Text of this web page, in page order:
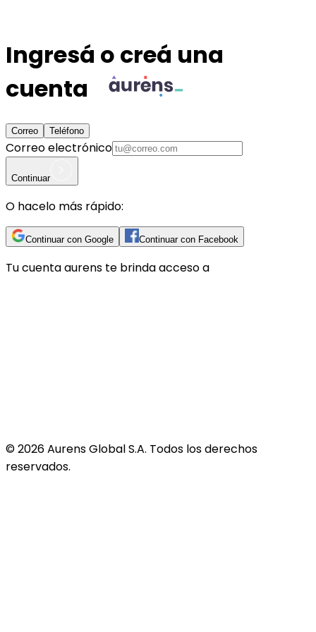
Ingresá o creá una
cuenta
Correo Teléfono
Correo electrónico
Continuar
O hacelo más rápido:
Continuar con Google Continuar con Facebook
Tu cuentaaurens te brinda acceso a
©2026Aurens Global S.A. Todos los derechos
reservados.